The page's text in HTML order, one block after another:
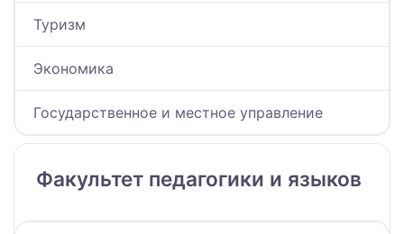
Туризм
Экономика
Государственное и местное управление
Факультет педагогики и языков